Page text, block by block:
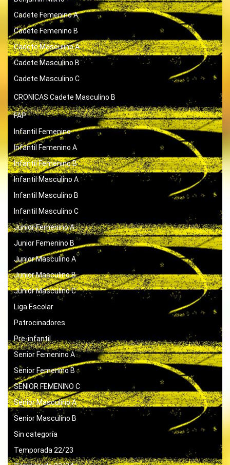
Cadete Femenino A
Cadete Femenino B
Cadete Masculino A
Cadete Masculino B
Cadete Masculino C
CRONICAS Cadete Masculino B
FAP
Infantil Femenino
Infantil Femenino A
Infantil Femenino B
Infantil Masculino A
Infantil Masculino B
Infantil Masculino C
Junior Femenino A
Junior Femenino B
Junior Masculino A
Junior Masculino B
Junior Masculino C
Liga Escolar
Patrocinadores
Pre-infantil
Senior Femenino A
Senior Femenino B
SENIOR FEMENINO C
Senior Masculino A
Senior Masculino B
Sin categoría
Temporada 22/23